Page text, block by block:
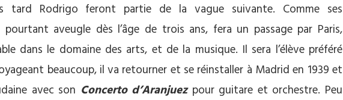
tard Rodrigo feront partie de la vague suivante. Comme ses
pourtant aveugle dès l’âge de trois ans, fera un passage par Paris,
dans le domaine des arts, et de la musique. Il sera l’élève préféré
beaucoup, il va retourner et se réinstaller à Madrid en 1939 et
avec son Concerto d’Aranjuezpour guitare et orchestre. Peu